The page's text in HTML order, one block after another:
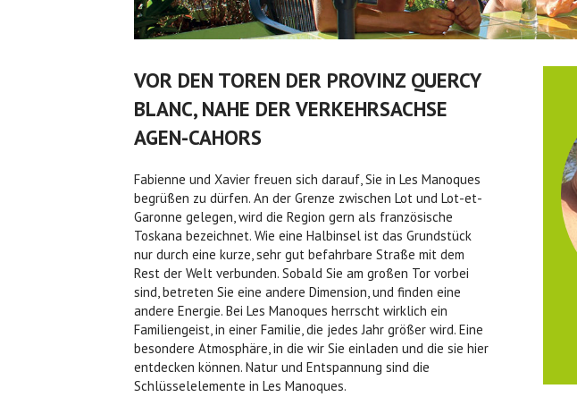
VOR DEN TOREN DER PROVINZ QUERCY
BLANC, NAHE DER VERKEHRSACHSE
AGEN-CAHORS
Fabienne und Xavier freuen sich darauf, Sie in Les Manoques
begrüßen zu dürfen. An der Grenze zwischen Lot und Lot-et-
Garonne gelegen, wird die Region gern als französische
Toskana bezeichnet. Wie eine Halbinsel ist das Grundstück
nur durch eine kurze, sehr gut befahrbare Straße mit dem
Rest der Welt verbunden. Sobald Sie am großen Tor vorbei
sind, betreten Sie eine andere Dimension, und finden eine
andere Energie. Bei Les Manoques herrscht wirklich ein
Familiengeist, in einer Familie, die jedes Jahr größer wird. Eine
besondere Atmosphäre, in die wir Sie einladen und die sie hier
entdecken können. Natur und Entspannung sind die
Schlüsselelemente in Les Manoques.